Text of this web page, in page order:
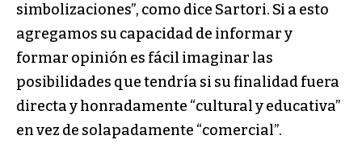
simbolizaciones”, como dice Sartori. Si a esto
agregamos su capacidad de informar y
formar opinión es fácil imaginar las
posibilidades que tendría si su finalidad fuera
directa y honradamente “cultural y educativa”
en vez de solapadamente “comercial”.